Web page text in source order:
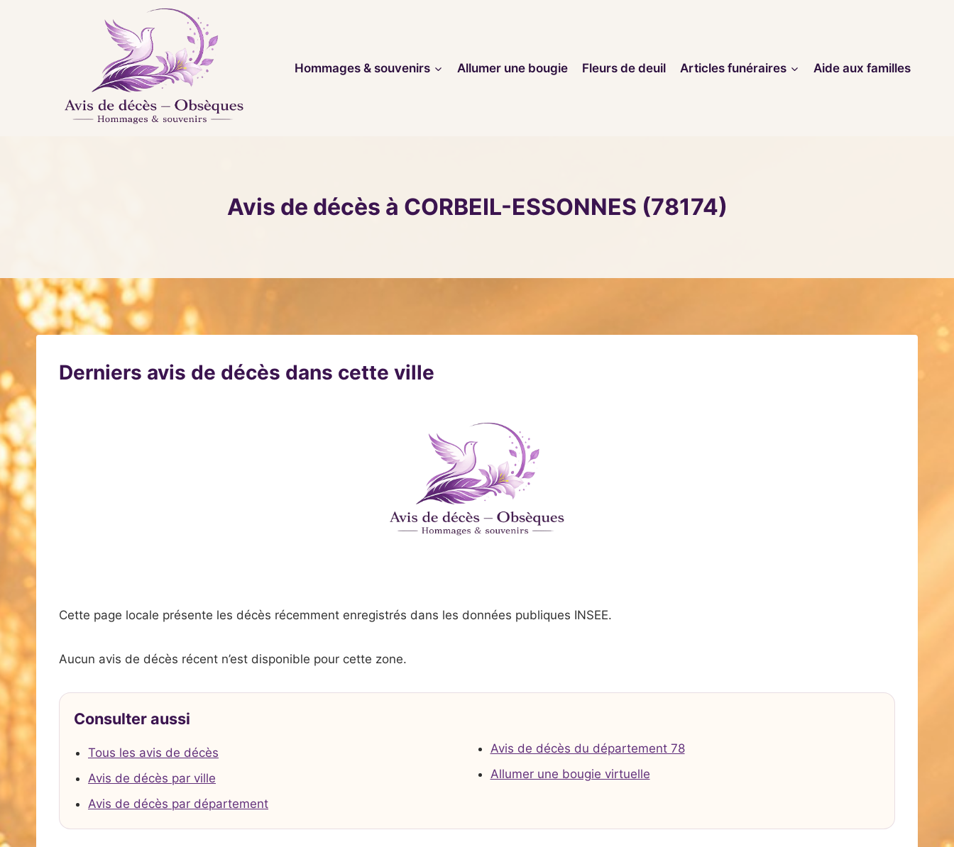
Hommages & souvenirs
Allumer une bougie Fleurs de deuil Articles funéraires Aide aux familles
Avis de décès à CORBEIL-ESSONNES (78174)
Derniers avis de décès dans cette ville
Cette page locale présente les décès récemment enregistrés dans les données publiques INSEE.
Aucun avis de décès récent n’est disponible pour cette zone.
Consulter aussi
Tous les avis de décès
Avis de décès par ville
Avis de décès par département
Avis de décès du département 78
Allumer une bougie virtuelle